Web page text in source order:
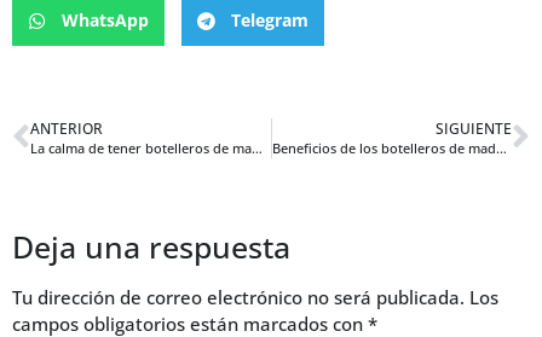
WhatsApp Telegram
ANTERIOR
La calma de tener botelleros de madera en tu hogar para meditación y mindfulness
SIGUIENTE
Beneficios de los botelleros de madera para tu salud y bienestar en casa
Deja una respuesta
Tu dirección de correo electrónico no será publicada. Los
campos obligatorios están marcados con *